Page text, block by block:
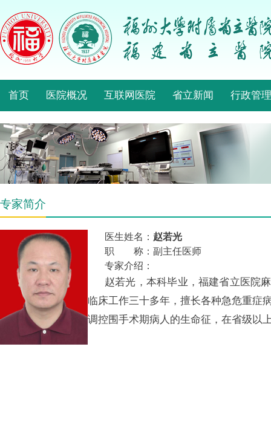
首页 医院概况 互联网医院 省立新闻 行政管理
专家简介
医生姓名： 赵若光
职 称：副主任医师
专家介绍：
赵若光，本科毕业，福建省立医院
临床工作三十多年，擅长各种急危重症
调控围手术期病人的生命征，在省级以